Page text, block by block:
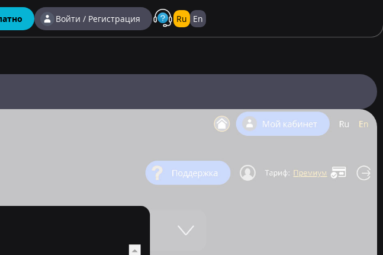
Войти / Регистрация Ru En